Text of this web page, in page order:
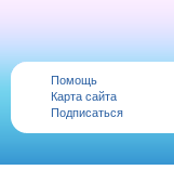
Помощь
Карта сайта
Подписаться